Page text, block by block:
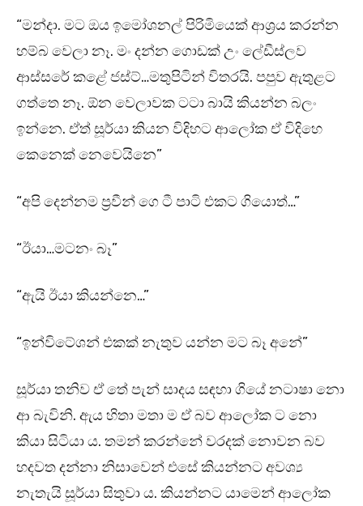
“මන්දා. මට ඔය ඉමෝශනල් පිරිමියෙක් ආශ්‍රය කරන්න
හම්බ වෙලා නෑ. මං දන්න ගොඩක් උං ලේඩීස්ලව
ආස්සරේ කළේ ජස්ට්…මතුපිටින් විතරයි. පපුව ඇතුළට
ගත්තෙ නෑ. ඕන වෙලාවක ටටා බායි කියන්න බලං
ඉන්නෙ. ඒත් සූර්යා කියන විදිහට ආලෝක ඒ විදිහෙ
කෙනෙක් නෙවෙයිනෙ”
“අපි දෙන්නම ප්‍රවීන් ගෙ ටී පාටි එකට ගියොත්…”
“ඊයා…මටනං බෑ”
“ඇයි ඊයා කියන්නෙ…”
“ඉන්විටේශන් එකක් නැතුව යන්න මට බෑ අනේ”
සූර්යා තනිව ඒ තේ පැන් සාදය සඳහා ගියේ නටාෂා නො
ආ බැවිනි. ඇය හිතා මතා ම ඒ බව ආලෝක ට නො
කියා සිටියා ය. තමන් කරන්නේ වරදක් නොවන බව
හදවත දන්නා නිසාවෙන් එසේ කියන්නට අවශ්‍ය
නැතැයි සූර්යා සිතුවා ය. කියන්නට යාමෙන් ආලෝක